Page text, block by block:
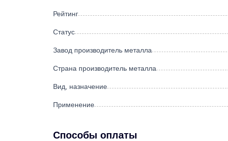
Рейтинг
Статус
Завод производитель металла
Страна производитель металла
Вид, назначение
Применение
Способы оплаты